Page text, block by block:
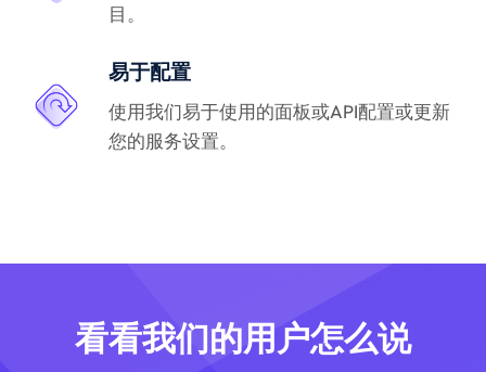
目。
易于配置
使用我们易于使用的面板或API配置或更新
您的服务设置。
看看我们的用户怎么说